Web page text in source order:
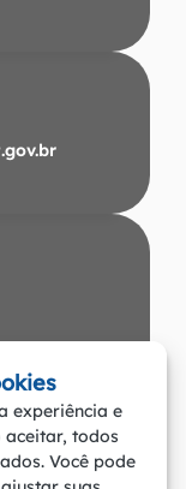
CEP:
0001-57
experiência e
aceitar, todos
Você pode